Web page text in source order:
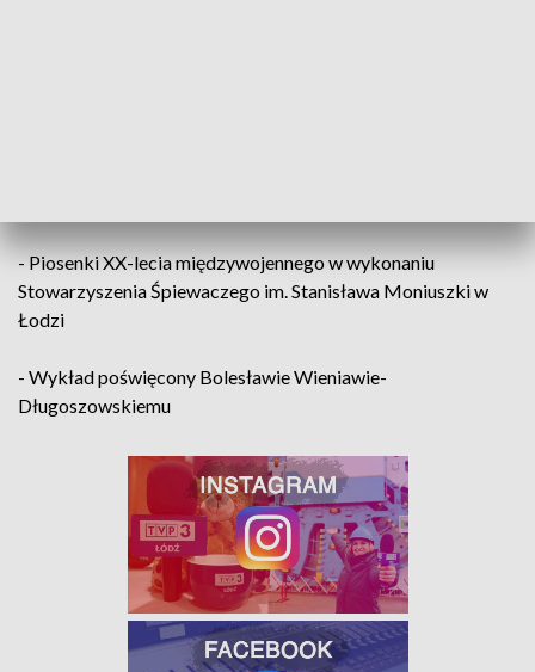
- Piosenki XX-lecia międzywojennego w wykonaniu
Stowarzyszenia Śpiewaczego im. Stanisława Moniuszki w
Łodzi
- Wykład poświęcony Bolesławie Wieniawie-
Długoszowskiemu